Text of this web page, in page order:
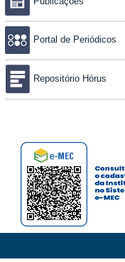
Portal de Periódicos
Repositório Hórus